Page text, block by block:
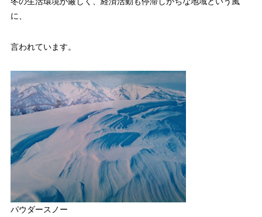
に、
言われています。
パウダースノー